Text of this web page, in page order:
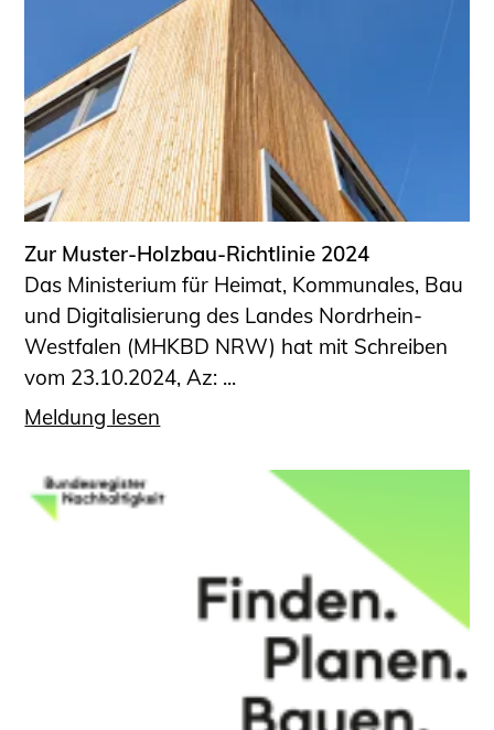
Zur Muster-Holzbau-Richtlinie 2024
Das Ministerium für Heimat, Kommunales, Bau
und Digitalisierung des Landes Nordrhein-
Westfalen (MHKBD NRW) hat mit Schreiben
vom 23.10.2024, Az: ...
Meldung lesen